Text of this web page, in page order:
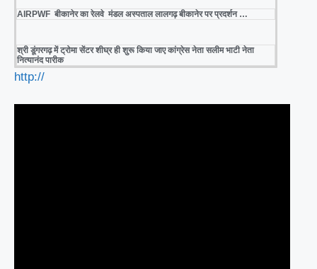
AIRPWF बीकानेर का रेलवे मंडल अस्पताल लालगढ़ बीकानेर पर प्रदर्शन …
श्री डूंगरगढ़ में ट्रोमा सेंटर शीघ्र ही शुरू किया जाए कांग्रेस नेता सलीम भाटी नेता
नित्यानंद पारीक
http://